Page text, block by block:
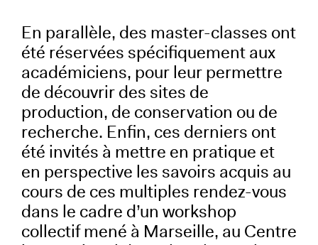
En parallèle, des master-classes ont
été réservées spécifiquement aux
académiciens, pour leur permettre
de découvrir des sites de
production, de conservation ou de
recherche. Enfin, ces derniers ont
été invités à mettre en pratique et
en perspective les savoirs acquis au
cours de ces multiples rendez-vous
dans le cadre d’un workshop
collectif mené à Marseille, au Centre